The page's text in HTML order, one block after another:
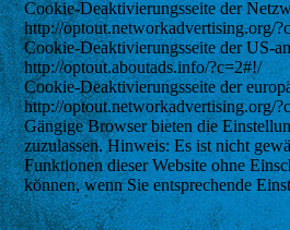
Cookie-Deaktivierungsseite der
http://optout.networkadvertising.org/
Cookie-Deaktivierungsseite der US-
http://optout.aboutads.info/?c=2#!/
Cookie-Deaktivierungsseite der
http://optout.networkadvertising.org/
Gängige Browser bieten die
zuzulassen. Hinweis: Es ist nicht
Funktionen dieser Website ohne
können, wenn Sie entsprechende